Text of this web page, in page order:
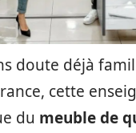
doute déjà
cette
du meuble de